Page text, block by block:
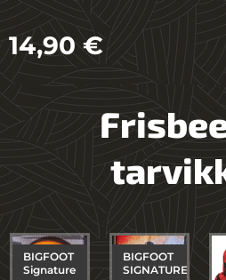
14,90 €
BIGFOOT
Signature
BIGFOOT
SIGNATURE